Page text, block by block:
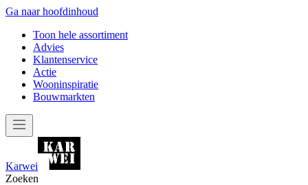
Ga naar hoofdinhoud
Toon hele assortiment
Advies
Klantenservice
Actie
Wooninspiratie
Bouwmarkten
Karwei
Zoeken